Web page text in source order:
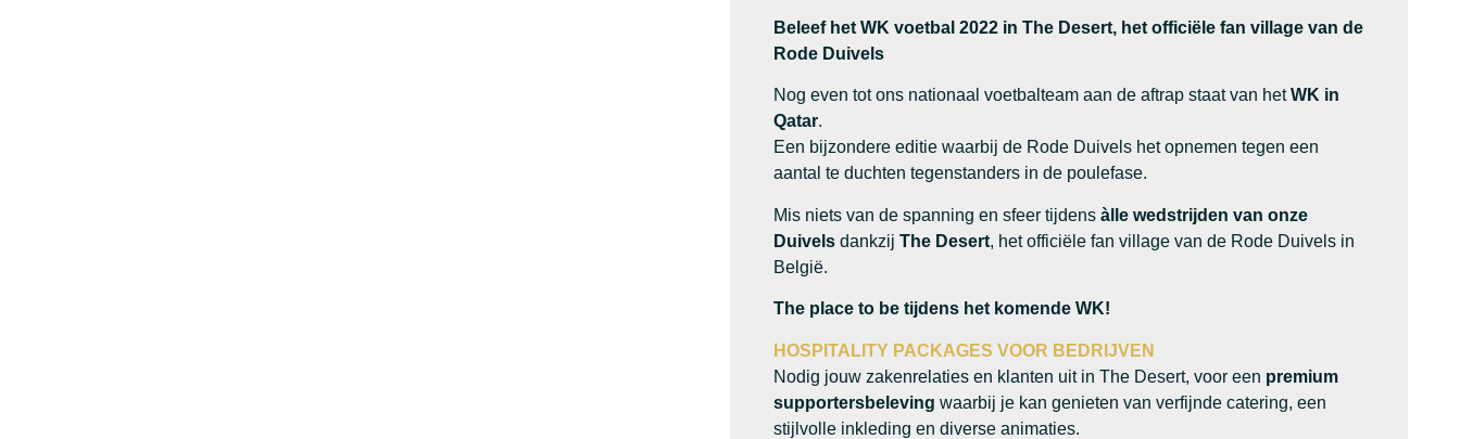
Beleef het WK voetbal 2022 in The Desert, het officiële fan village van de
Rode Duivels
Nog even tot ons nationaal voetbalteam aan de aftrap staat van hetWK in
Qatar.
Een bijzondere editie waarbij de Rode Duivels het opnemen tegen een
aantal te duchten tegenstanders in de poulefase.
Mis niets van de spanning en sfeer tijdens àlle wedstrijden van onze
Duivels dankzij The Desert, het officiële fan village van de Rode Duivels in
België.
The place to be tijdens het komende WK!
HOSPITALITY PACKAGES VOOR BEDRIJVEN
Nodig jouw zakenrelaties en klanten uit in The Desert, voor een premium
supportersbeleving waarbij je kan genieten van verfijnde catering, een
stijlvolle inkleding en diverse animaties.